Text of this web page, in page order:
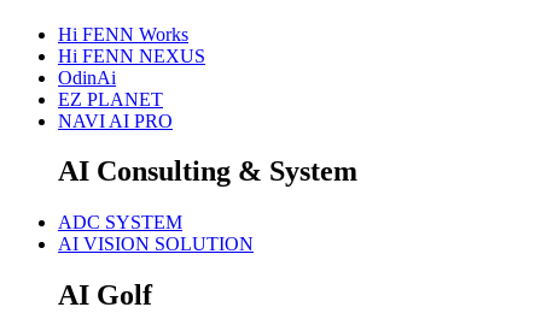
Hi FENN Works
Hi FENN NEXUS
OdinAi
EZ PLANET
NAVI AI PRO
AI Consulting & System
ADC SYSTEM
AI VISION SOLUTION
AI Golf